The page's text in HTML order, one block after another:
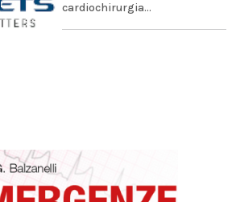
cardiochirurgia...